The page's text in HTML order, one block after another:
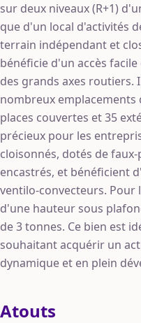
sur deux niveaux (R+1)
que d'un local d'activités
terrain indépendant et
bénéficie d'un accès
des grands axes routiers.
nombreux emplacements
places couvertes et 35
précieux pour les
cloisonnés, dotés de
encastrés, et bénéficient
ventilo-convecteurs. Pour
d'une hauteur sous
de 3 tonnes. Ce bien est
souhaitant acquérir un
dynamique et en plein
Atouts